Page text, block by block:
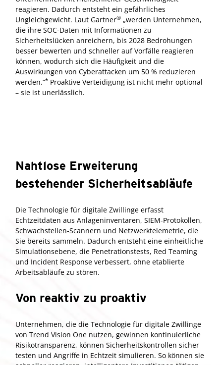
reagieren. Dadurch entsteht ein gefährliches
Ungleichgewicht. Laut Gartner® „werden Unternehmen,
die ihre SOC-Daten mit Informationen zu
Sicherheitslücken anreichern, bis 2028 Bedrohungen
besser bewerten und schneller auf Vorfälle reagieren
können, wodurch sich die Häufigkeit und die
Auswirkungen von Cyberattacken um 50 % reduzieren
werden.“* Proaktive Verteidigung ist nicht mehr optional
– sie ist unerlässlich.
Nahtlose Erweiterung
bestehender Sicherheitsabläufe
Die Technologie für digitale Zwillinge erfasst
Echtzeitdaten aus Anlageninventaren, SIEM-Protokollen,
Schwachstellen-Scannern und Netzwerktelemetrie, die
Sie bereits sammeln. Dadurch entsteht eine einheitliche
Simulationsebene, die Penetrationstests, Red Teaming
und Incident Response verbessert, ohne etablierte
Arbeitsabläufe zu stören.
Von reaktiv zu proaktiv
Unternehmen, die die Technologie für digitale Zwillinge
von Trend Vision One nutzen, gewinnen kontinuierliche
Risikotransparenz, können Sicherheitskontrollen sicher
testen und Angriffe in Echtzeit simulieren. So können sie